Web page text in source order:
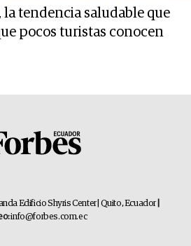
la tendencia saludable que
pocos turistas conocen
Edificio Shyris Center | Quito, Ecuador
info@forbes.com.ec